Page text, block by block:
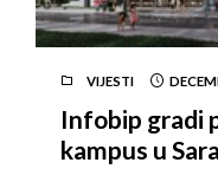
VIJESTI
Infobip gradi
kampus u